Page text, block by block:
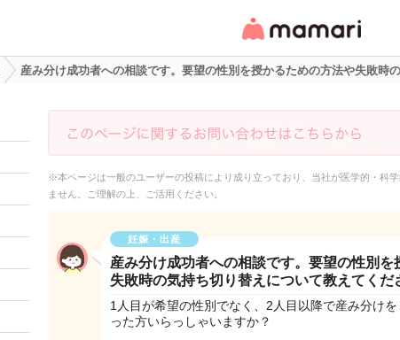
リ・情報サイト
産み分け成功者への相談です。要望の性別を授かるための方法や失敗時
※本ページは一般のユーザーの投稿により成り立っており、当社が医学的・科
ません。ご理解の上、ご活用ください。
妊娠・出産
産み分け成功者への相談です。要望の性別を
失敗時の気持ち切り替えについて教えてくだ
1人目が希望の性別でなく、2人目以降で産み分け
った方いらっしゃいますか？